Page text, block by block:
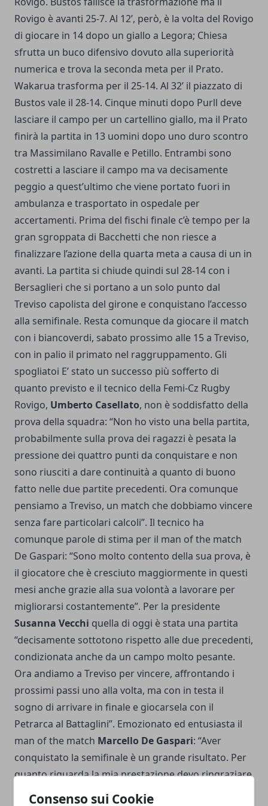
Consenso sui Cookie
Rovigo è avanti 25-7. Al 12’, però, è la volta del Rovigo
di giocare in 14 dopo un giallo a Legora; Chiesa
sfrutta un buco difensivo dovuto alla superiorità
numerica e trova la seconda meta per il Prato.
Wakarua trasforma per il 25-14. Al 32’ il piazzato di
Bustos vale il 28-14. Cinque minuti dopo Purll deve
lasciare il campo per un cartellino giallo, ma il Prato
finirà la partita in 13 uomini dopo uno duro scontro
tra Massimilano Ravalle e Petillo. Entrambi sono
costretti a lasciare il campo ma va decisamente
peggio a quest’ultimo che viene portato fuori in
ambulanza e trasportato in ospedale per
accertamenti. Prima del fischi finale c’è tempo per la
gran sgroppata di Bacchetti che non riesce a
finalizzare l’azione della quarta meta a causa di un in
avanti. La partita si chiude quindi sul 28-14 con i
Bersaglieri che si portano a un solo punto dal
Treviso capolista del girone e conquistano l’accesso
alla semifinale. Resta comunque da giocare il match
con i biancoverdi, sabato prossimo alle 15 a Treviso,
con in palio il primato nel raggruppamento. Gli
spogliatoi E’ stato un successo più sofferto di
quanto previsto e il tecnico della Femi-Cz Rugby
Rovigo, Umberto Casellato, non è soddisfatto della
prova della squadra: “Non ho visto una bella partita,
probabilmente sulla prova dei ragazzi è pesata la
pressione dei quattro punti da conquistare e non
sono riusciti a dare continuità a quanto di buono
fatto nelle due partite precedenti. Ora comunque
pensiamo a Treviso, un match che dobbiamo vincere
senza fare particolari calcoli”. Il tecnico ha
comunque parole di stima per il man of the match
De Gaspari: “Sono molto contento della sua prova, è
il giocatore che è cresciuto maggiormente in questi
mesi anche grazie alla sua volontà a lavorare per
migliorarsi costantemente”. Per la presidente
Susanna Vecchi quella di oggi è stata una partita
“decisamente sottotono rispetto alle due precedenti,
condizionata anche da un campo molto pesante.
Ora andiamo a Treviso per vincere, affrontando i
prossimi passi uno alla volta, ma con in testa il
sogno di arrivare in finale e giocarsela con il
Petrarca al Battaglini”. Emozionato ed entusiasta il
man of the match Marcello De Gaspari: “Aver
conquistato la semifinale è un grande risultato. Per
quanto riguarda la mia prestazione devo ringraziare
innanzitutto il tecnico che mi ha fatto crescere e mi